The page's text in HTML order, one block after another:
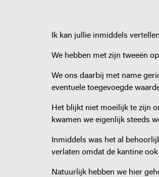
Ik kan jullie inmiddels
We hebben met zijn tweeën
We ons daarbij met name
eventuele toegevoegde
Het blijkt niet moeilijk te zijn
kwamen we eigenlijk steeds
Inmiddels was het al
verlaten omdat de kantine
Natuurlijk hebben we hier